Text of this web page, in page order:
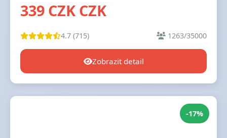
339 CZK CZK
4.7 (715) 1263/35000
Zobrazit detail
-17%